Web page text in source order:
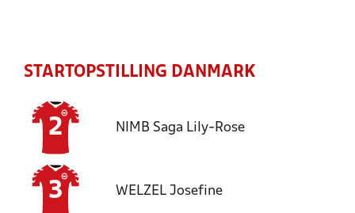
STARTOPSTILLING DANMARK
2 NIMB Saga Lily-Rose
3 WELZEL Josefine